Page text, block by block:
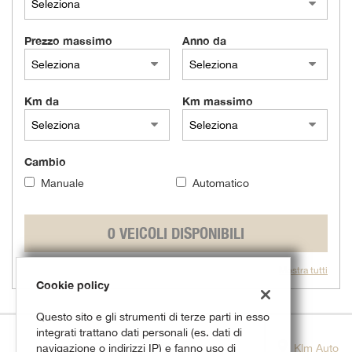
Prezzo massimo Anno da
Km da Km massimo
Cambio
Manuale Automatico
0 VEICOLI DISPONIBILI
Mostra tutti
Klm Auto
Cookie policy
Questo sito e gli strumenti di terze parti in esso
integrati trattano dati personali (es. dati di
navigazione o indirizzi IP) e fanno uso di
di
tracciamento
si
alla
cookie
policy.
Puoi
e
scelte
qualsiasi